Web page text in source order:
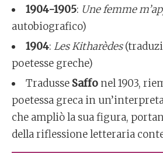
1904-1905: Une femme
autobiografico)
1904: Les Kitharèdes
poetesse greche)
Tradusse Saffo nel 1903,
poetessa greca in
che ampliò la sua figura,
della riflessione letteraria